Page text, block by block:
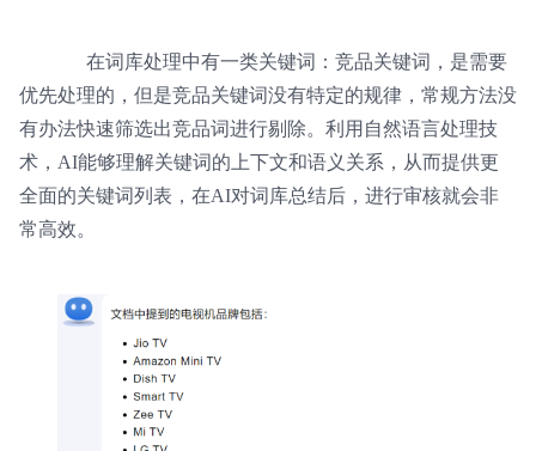
在词库处理中有一类关键词：竞品关键词，是需要
优先处理的，但是竞品关键词没有特定的规律，常规方法没
有办法快速筛选出竞品词进行剔除。利用自然语言处理技
术，AI能够理解关键词的上下文和语义关系，从而提供更
全面的关键词列表，在AI对词库总结后，进行审核就会非
常高效。